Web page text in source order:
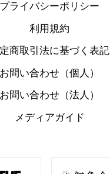
プライバシーポリシー
利用規約
商取引法に基づく表記
お問い合わせ（個人）
お問い合わせ（法人）
メディアガイド